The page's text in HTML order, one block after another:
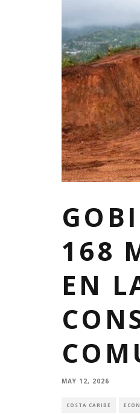
168
EN
MAY 12, 2026
COSTA CARIBE